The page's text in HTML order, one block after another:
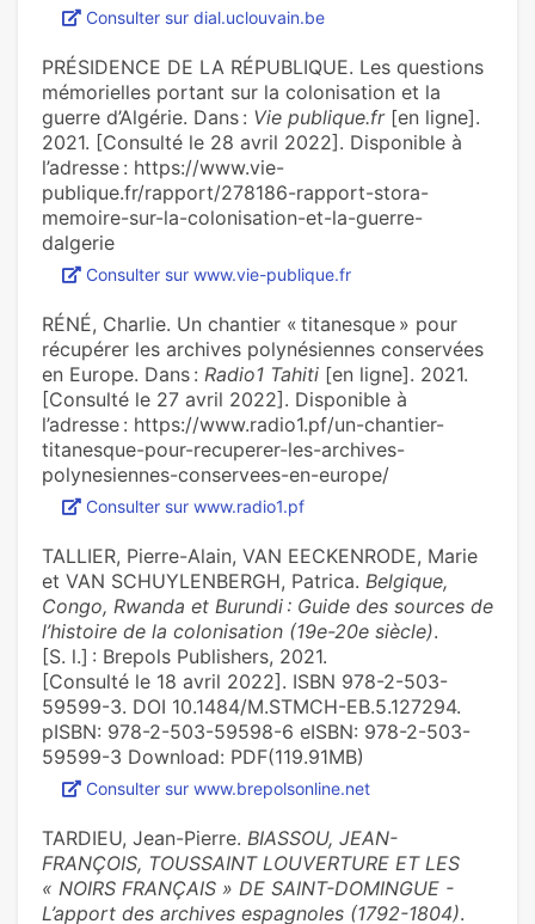
Consulter sur dial.uclouvain.be
PRÉSIDENCE DE LA RÉPUBLIQUE. Les questions
mémorielles portant sur la colonisation et la
guerre d’Algérie. Dans : Vie publique.fr[en ligne].
2021. [Consulté le 28 avril 2022]. Disponible à
l’adresse : https://www.vie-
publique.fr/rapport/278186-rapport-stora-
memoire-sur-la-colonisation-et-la-guerre-
dalgerie
Consulter sur www.vie-publique.fr
RÉNÉ, Charlie. Un chantier « titanesque » pour
récupérer les archives polynésiennes conservées
en Europe. Dans : Radio1 Tahiti [en ligne]. 2021.
[Consulté le 27 avril 2022]. Disponible à
l’adresse : https://www.radio1.pf/un-chantier-
titanesque-pour-recuperer-les-archives-
polynesiennes-conservees-en-europe/
Consulter sur www.radio1.pf
TALLIER, Pierre-Alain, VAN EECKENRODE, Marie
et VAN SCHUYLENBERGH, Patrica. Belgique,
Congo, Rwanda et Burundi : Guide des sources de
l’histoire de la colonisation (19e-20e siècle).
[S. l.] : Brepols Publishers, 2021.
[Consulté le 18 avril 2022]. ISBN 978-2-503-
59599-3. DOI 10.1484/M.STMCH-EB.5.127294.
pISBN: 978-2-503-59598-6 eISBN: 978-2-503-
59599-3 Download: PDF(119.91MB)
Consulter sur www.brepolsonline.net
TARDIEU, Jean-Pierre. BIASSOU, JEAN-
FRANÇOIS, TOUSSAINT LOUVERTURE ET LES
« NOIRS FRANÇAIS » DE SAINT-DOMINGUE -
L’apport des archives espagnoles (1792-1804).